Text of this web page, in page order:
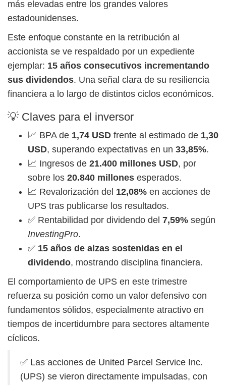
más elevadas entre los grandes valores
estadounidenses.
Este enfoque constante en la retribución al
accionista se ve respaldado por un expediente
ejemplar: 15 años consecutivos incrementando
sus dividendos. Una señal clara de su resiliencia
financiera a lo largo de distintos ciclos económicos.
💡 Claves para el inversor
📈 BPA de 1,74 USD frente al estimado de 1,30
USD, superando expectativas en un 33,85%.
📈 Ingresos de 21.400 millones USD, por
sobre los 20.840 millones esperados.
📈 Revalorización del 12,08% en acciones de
UPS tras publicarse los resultados.
✅ Rentabilidad por dividendo del 7,59% según
InvestingPro.
✅ 15 años de alzas sostenidas en el
dividendo, mostrando disciplina financiera.
El comportamiento de UPS en este trimestre
refuerza su posición como un valor defensivo con
fundamentos sólidos, especialmente atractivo en
tiempos de incertidumbre para sectores altamente
cíclicos.
✅ Las acciones de United Parcel Service Inc.
(UPS) se vieron directamente impulsadas, con